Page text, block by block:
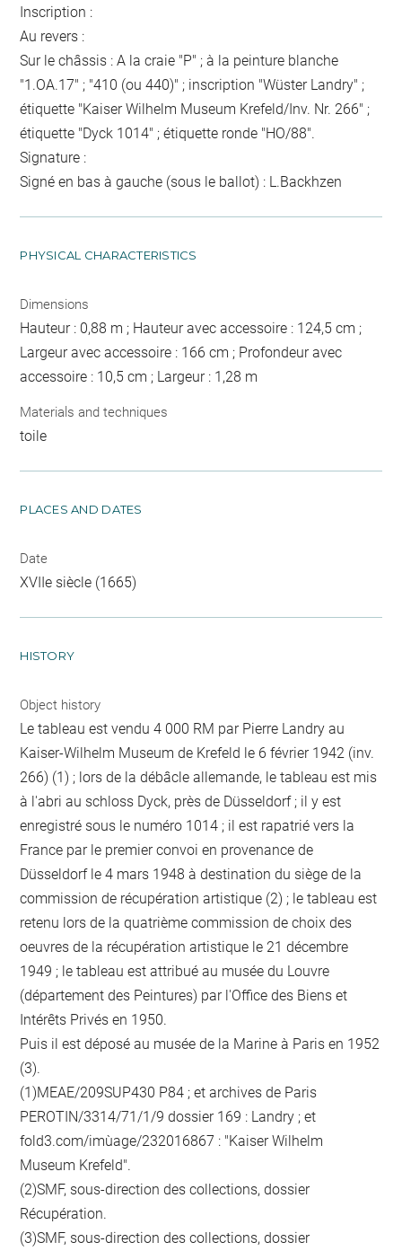
Inscription :
Au revers :
Sur le châssis : A la craie "P" ; à la peinture blanche
"1.OA.17" ; "410 (ou 440)" ; inscription "Wüster Landry" ;
étiquette "Kaiser Wilhelm Museum Krefeld/Inv. Nr. 266" ;
étiquette "Dyck 1014" ; étiquette ronde "HO/88".
Signature :
Signé en bas à gauche (sous le ballot) : L.Backhzen
PHYSICAL CHARACTERISTICS
Dimensions
Hauteur : 0,88 m ; Hauteur avec accessoire : 124,5 cm ;
Largeur avec accessoire : 166 cm ; Profondeur avec
accessoire : 10,5 cm ; Largeur : 1,28 m
Materials and techniques
toile
PLACES AND DATES
Date
XVIIe siècle (1665)
HISTORY
Object history
Le tableau est vendu 4 000 RM par Pierre Landry au
Kaiser-Wilhelm Museum de Krefeld le 6 février 1942 (inv.
266) (1) ; lors de la débâcle allemande, le tableau est mis
à l'abri au schloss Dyck, près de Düsseldorf ; il y est
enregistré sous le numéro 1014 ; il est rapatrié vers la
France par le premier convoi en provenance de
Düsseldorf le 4 mars 1948 à destination du siège de la
commission de récupération artistique (2) ; le tableau est
retenu lors de la quatrième commission de choix des
oeuvres de la récupération artistique le 21 décembre
1949 ; le tableau est attribué au musée du Louvre
(département des Peintures) par l'Office des Biens et
Intérêts Privés en 1950.
Puis il est déposé au musée de la Marine à Paris en 1952
(3).
(1)MEAE/209SUP430 P84 ; et archives de Paris
PEROTIN/3314/71/1/9 dossier 169 : Landry ; et
fold3.com/imùage/232016867 : "Kaiser Wilhelm
Museum Krefeld".
(2)SMF, sous-direction des collections, dossier
Récupération.
(3)SMF, sous-direction des collections, dossier